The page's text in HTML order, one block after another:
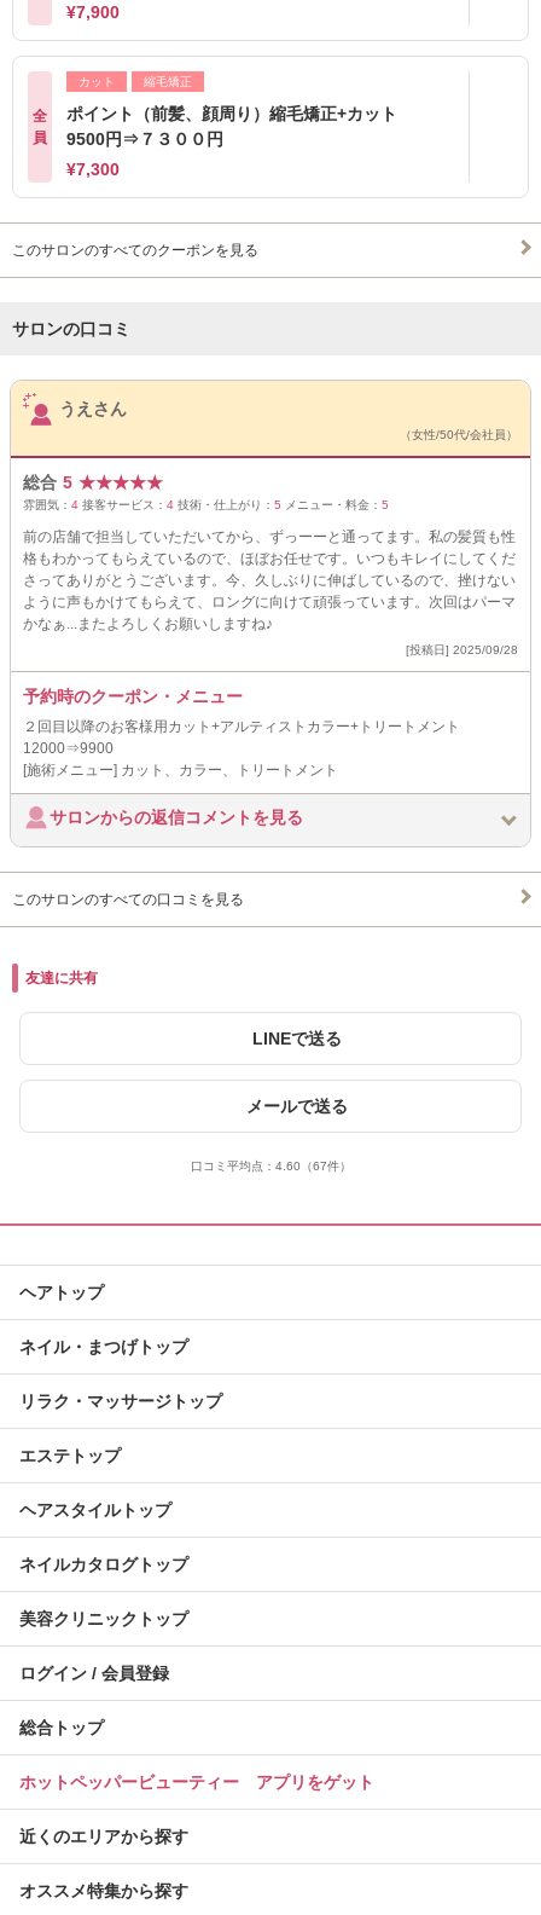
¥7,900
全
員
カット 縮毛矯正
ポイント（前髪、顔周り）縮毛矯正+カット
9500円⇒７３００円
¥7,300
このサロンのすべてのクーポンを見る
サロンの口コミ
サロンPick Up
うえさん
（女性/50代/会社員）
総合 5 ★★★★★
雰囲気： 4 接客サービス： 4 技術・仕上がり： 5 メニュー・料金： 5
前の店舗で担当していただいてから、ずっーーと通ってます。私の髪質も性
格もわかってもらえているので、ほぼお任せです。いつもキレイにしてくだ
さってありがとうございます。今、久しぶりに伸ばしているので、挫けない
ように声もかけてもらえて、ロングに向けて頑張っています。次回はパーマ
かなぁ...またよろしくお願いしますね♪
[投稿日] 2025/09/28
予約時のクーポン・メニュー
２回目以降のお客様用カット+アルティストカラー+トリートメント
12000⇒9900
[施術メニュー] カット、カラー、トリートメント
サロンからの返信コメントを見る
このサロンのすべての口コミを見る
友達に共有
LINEで送る
メールで送る
口コミ平均点： 4.60 （67件）
ヘアトップ
ネイル・まつげトップ
リラク・マッサージトップ
エステトップ
ヘアスタイルトップ
ネイルカタログトップ
美容クリニックトップ
ログイン / 会員登録
総合トップ
ホットペッパービューティー アプリをゲット
近くのエリアから探す
オススメ特集から探す